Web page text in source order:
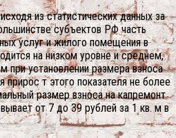
из статистических данных за
субъектов РФ часть
услуг и жилого помещения в
на низком уровне и среднем,
при установлении размера взноса
прирос т этого показателя не более
размер взноса на капремонт
от 7 до 39 рублей за 1 кв. м в